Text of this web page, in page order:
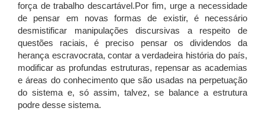
força de trabalho descartável.Por fim, urge a necessidade
de pensar em novas formas de existir, é necessário
desmistificar manipulações discursivas a respeito de
questões raciais, é preciso pensar os dividendos da
herança escravocrata, contar a verdadeira história do país,
modificar as profundas estruturas, repensar as academias
e áreas do conhecimento que são usadas na perpetuação
do sistema e, só assim, talvez, se balance a estrutura
podre desse sistema.